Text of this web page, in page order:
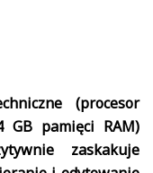
(procesor
GB pamięci RAM)
zaskakuje